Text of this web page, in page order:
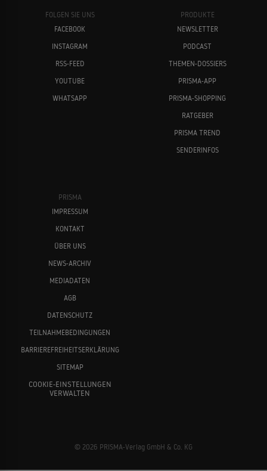
FOLGEN SIE UNS
FACEBOOK
INSTAGRAM
RSS-FEED
YOUTUBE
WHATSAPP
PRODUKTE
NEWSLETTER
PODCAST
THEMEN-DOSSIERS
PRISMA-APP
PRISMA-SHOPPING
RATGEBER
PRISMA TREND
SENDERINFOS
PRISMA
IMPRESSUM
KONTAKT
ÜBER UNS
NEWS-ARCHIV
MEDIADATEN
AGB
DATENSCHUTZ
TEILNAHMEBEDINGUNGEN
BARRIEREFREIHEITSERKLÄRUNG
SITEMAP
COOKIE-EINSTELLUNGEN
VERWALTEN
© 2026 PRISMA-Verlag GmbH & Co. KG